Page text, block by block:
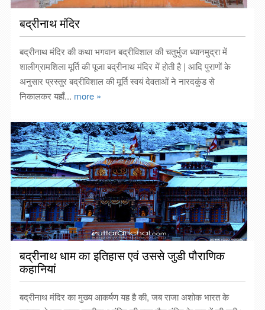
बद्रीनाथ मंदिर
बद्रीनाथ मंदिर की कथा भगवान बद्रीविशाल की चतुर्भुज ध्यानमुद्रा में
शालीग्रामशिला मूर्ति की पूजा बद्रीनाथ मंदिर में होती है | आदि पुराणों के
अनुसार प्रस्तुर बद्रीविशाल की मूर्ति स्वयं देवताओं ने नारदकुंड से
निकालकर यहाँ... more »
बद्रीनाथ धाम का इतिहास एवं उससे जुडी पौराणिक
कहानियां
बद्रीनाथ मंदिर का मुख्य आकर्षण यह है की, जब राजा अशोक भारत के